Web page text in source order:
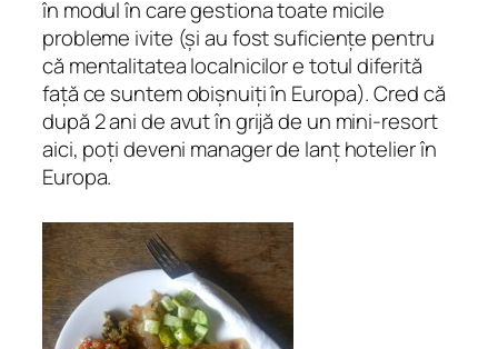
în modul în care gestiona toate micile
probleme ivite (și au fost suficiențe pentru
că mentalitatea localnicilor e totul diferită
față ce suntem obișnuiți în Europa). Cred că
după 2 ani de avut în grijă de un mini-resort
aici, poți deveni manager de lanț hotelier în
Europa.